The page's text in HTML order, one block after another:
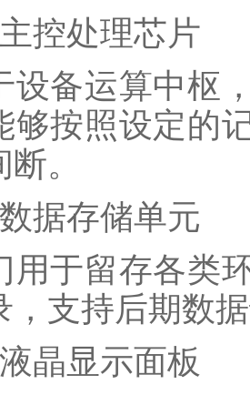
处理芯片
运算中枢，
够按照设定的
。
存储单元
留存各类环
，支持后期数
显示面板